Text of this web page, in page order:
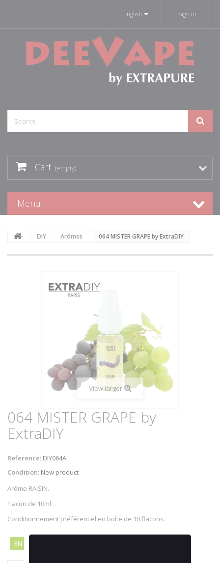
Sign in
English
Cart (empty)
Menu
DIY Arômes 064 MISTER GRAPE by ExtraDIY
View larger
064 MISTER GRAPE by
ExtraDIY
Reference: DIY064A
Condition: New product
Arôme RAISIN.
Flacon de 10ml.
Conditionnement préférentiel en boîte de 10 flacons.
EN STOCK - CHEZ VOUS EN 24/48H